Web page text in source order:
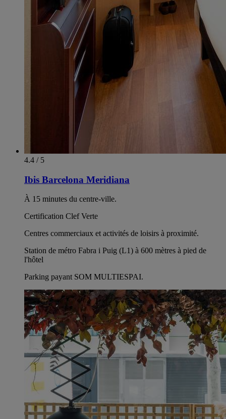
4.4 / 5
Ibis Barcelona Meridiana
À 15 minutes du centre-ville.
Certification Clef Verte
Centres commerciaux et activités de loisirs à proximité.
Station de métro Fabra i Puig (L1) à 600 mètres à pied de
l'hôtel
Parking payant SOM MULTIESPAI.